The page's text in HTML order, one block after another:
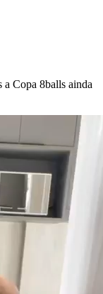
a Copa 8balls ainda